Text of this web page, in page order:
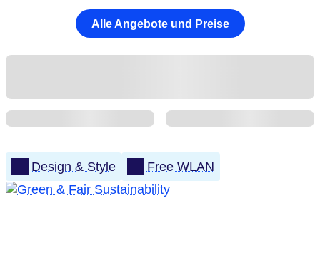
Alle Angebote und Preise
Design & Style Free WLAN